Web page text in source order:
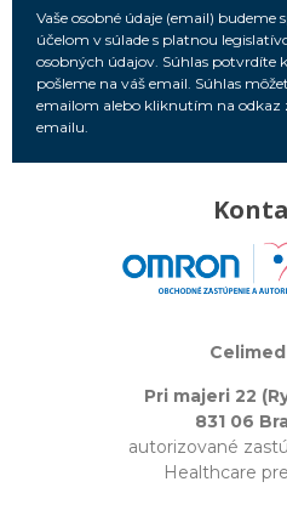
Vaše osobné údaje (email)
účelom v súlade s platnou
osobných údajov. Súhlas
pošleme na váš email. Súhlas
emailom alebo kliknutím na
emailu.
Pri majeri 22
831 06
autorizované
Healthcare